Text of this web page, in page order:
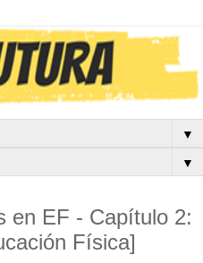
▼
▼
en EF - Capítulo 2:
Física]